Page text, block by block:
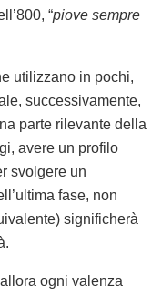
“piove sempre
utilizzano in pochi,
successivamente,
parte rilevante della
avere un profilo
svolgere un
fase, non
significherà
ogni valenza